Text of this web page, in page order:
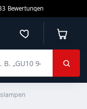
Bewertungen
Merkzettel